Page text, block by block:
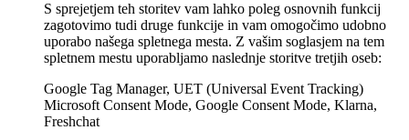
S sprejetjem teh storitev vam lahko poleg osnovnih funkcij
zagotovimo tudi druge funkcije in vam omogočimo udobno
uporabo našega spletnega mesta. Z vašim soglasjem na tem
spletnem mestu uporabljamo naslednje storitve tretjih oseb:
Google Tag Manager, UET (Universal Event Tracking)
Microsoft Consent Mode, Google Consent Mode, Klarna,
Freshchat